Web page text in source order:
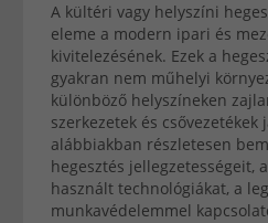
A kültéri vagy helyszíni
eleme a modern ipari és
kivitelezésének. Ezek a
gyakran nem műhelyi
különböző helyszíneken
szerkezetek és csővezetékek
alábbiakban részletesen
hegesztés jellegzetességeit,
használt technológiákat, a
munkavédelemmel